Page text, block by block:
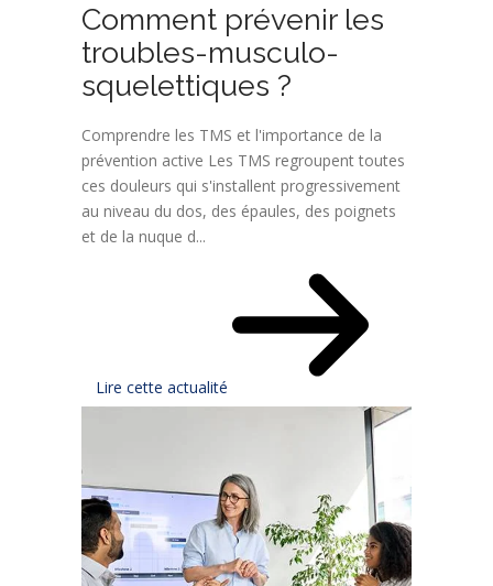
Comment prévenir les
troubles-musculo-
squelettiques ?
Comprendre les TMS et l'importance de la
prévention active Les TMS regroupent toutes
ces douleurs qui s'installent progressivement
au niveau du dos, des épaules, des poignets
et de la nuque d...
Lire cette actualité